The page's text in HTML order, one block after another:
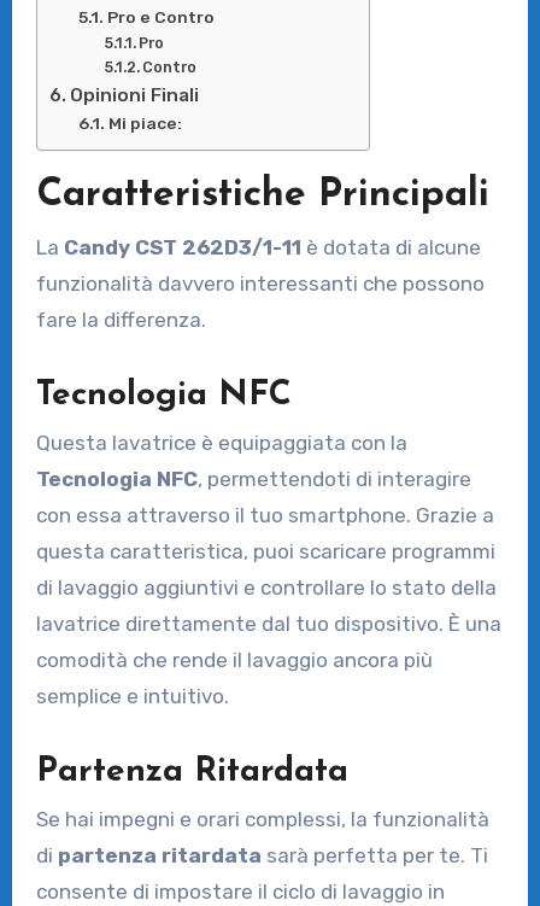
Pro e Contro
Pro
Contro
Opinioni Finali
Mi piace:
Caratteristiche Principali
La Candy CST 262D3/1-11 è dotata di alcune
funzionalità davvero interessanti che possono
fare la differenza.
Tecnologia NFC
Questa lavatrice è equipaggiata con la
Tecnologia NFC, permettendoti di interagire
con essa attraverso il tuo smartphone. Grazie a
questa caratteristica, puoi scaricare programmi
di lavaggio aggiuntivi e controllare lo stato della
lavatrice direttamente dal tuo dispositivo. È una
comodità che rende il lavaggio ancora più
semplice e intuitivo.
Partenza Ritardata
Se hai impegni e orari complessi, la funzionalità
di partenza ritardata sarà perfetta per te. Ti
consente di impostare il ciclo di lavaggio in